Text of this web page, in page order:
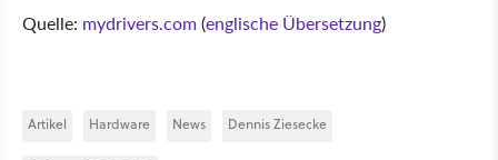
Quelle: mydrivers.com(englische Übersetzung)
Artikel Hardware News Dennis Ziesecke